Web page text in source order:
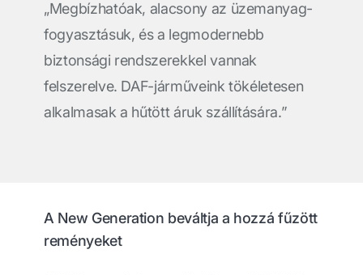
„Megbízhatóak, alacsony az üzemanyag-
fogyasztásuk, és a legmodernebb
biztonsági rendszerekkel vannak
felszerelve. DAF-járműveink tökéletesen
alkalmasak a hűtött áruk szállítására.”
A New Generation beváltja a hozzá fűzött
reményeket